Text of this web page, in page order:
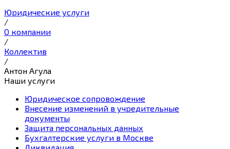
Юридические услуги
/
О компании
/
Коллектив
/
Антон Агула
Наши услуги
Юридическое сопровождение
Внесение изменений в учредительные
документы
Защита персональных данных
Бухгалтерские услуги в Москве